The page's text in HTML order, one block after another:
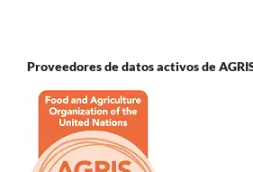
Proveedores de datos activos de